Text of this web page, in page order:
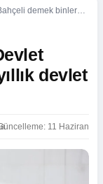
yıllık devlet aklı demektir
devlet
11 Haziran